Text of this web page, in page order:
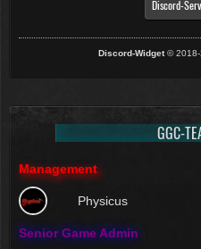
Discord-
Discord-Widget© 2018-
GGC-
Management
Physicus
Senior Game Admin